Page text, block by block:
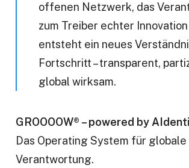
offenen Netzwerk, das
zum Treiber echter
entsteht ein neues
Fortschritt – transparent,
global wirksam.
GROOOOW® – powered by
Das Operating System für globale
Verantwortung.